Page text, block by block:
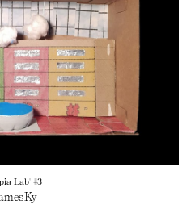
Lab' #3